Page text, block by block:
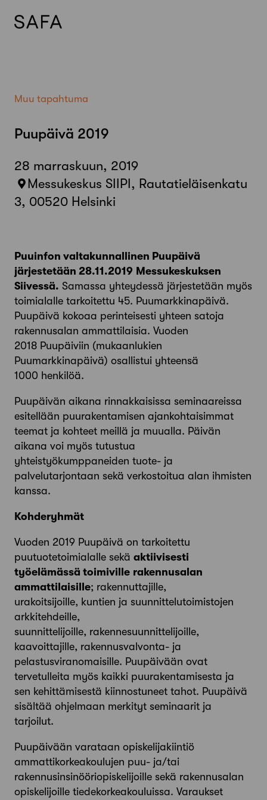
Muu tapahtuma
Puupäivä 2019
28 marraskuun, 2019
Messukeskus SIIPI, Rautatieläisenkatu
3, 00520 Helsinki
Puuinfon valtakunnallinen Puupäivä
järjestetään 28.11.2019 Messukeskuksen
Siivessä. Samassa yhteydessä järjestetään myös
toimialalle tarkoitettu 45. Puumarkkinapäivä.
Puupäivä kokoaa perinteisesti yhteen satoja
rakennusalan ammattilaisia. Vuoden
2018 Puupäiviin (mukaanlukien
Puumarkkinapäivä) osallistui yhteensä
1000 henkilöä.
Puupäivän aikana rinnakkaisissa seminaareissa
esitellään puurakentamisen ajankohtaisimmat
teemat ja kohteet meillä ja muualla. Päivän
aikana voi myös tutustua
yhteistyökumppaneiden tuote- ja
palvelutarjontaan sekä verkostoitua alan ihmisten
kanssa.
Kohderyhmät
Vuoden 2019 Puupäivä on tarkoitettu
puutuotetoimialalle sekä aktiivisesti
työelämässä toimiville rakennusalan
ammattilaisille; rakennuttajille,
urakoitsijoille, kuntien ja suunnittelutoimistojen
arkkitehdeille,
suunnittelijoille, rakennesuunnittelijoille,
kaavoittajille, rakennusvalvonta- ja
pelastusviranomaisille. Puupäivään ovat
tervetulleita myös kaikki puurakentamisesta ja
sen kehittämisestä kiinnostuneet tahot. Puupäivä
sisältää ohjelmaan merkityt seminaarit ja
tarjoilut.
Puupäivään varataan opiskelijakiintiö
ammattikorkeakoulujen puu- ja/tai
rakennusinsinööriopiskelijoille sekä rakennusalan
opiskelijoille tiedekorkeakouluissa. Varaukset